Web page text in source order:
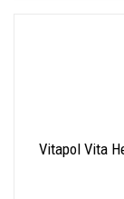
Vitapol Vita